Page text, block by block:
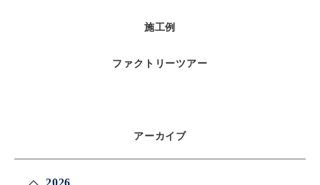
施工例
ファクトリーツアー
アーカイブ
2026